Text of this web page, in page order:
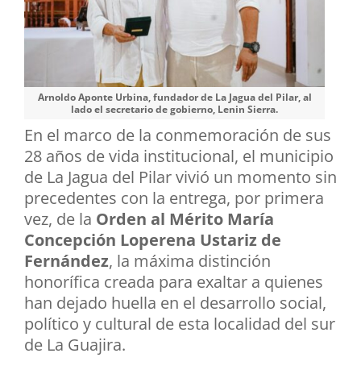
Arnoldo Aponte Urbina, fundador de La Jagua del Pilar, al
lado el secretario de gobierno, Lenin Sierra.
En el marco de la conmemoración de sus
28 años de vida institucional, el municipio
de La Jagua del Pilar vivió un momento sin
precedentes con la entrega, por primera
vez, de la Orden al Mérito María
Concepción Loperena Ustariz de
Fernández, la máxima distinción
honorífica creada para exaltar a quienes
han dejado huella en el desarrollo social,
político y cultural de esta localidad del sur
de La Guajira.